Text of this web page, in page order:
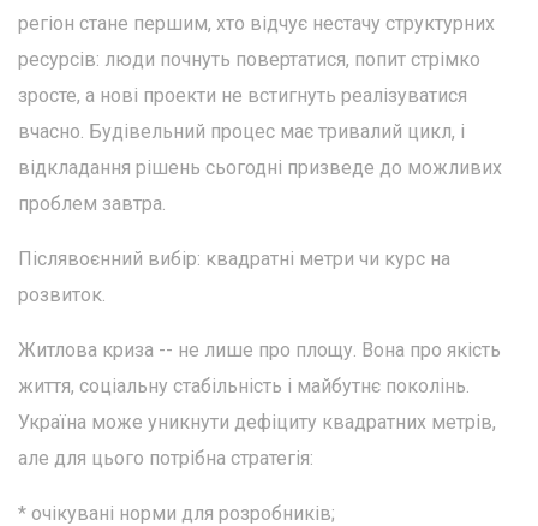
регіон стане першим, хто відчує нестачу структурних
ресурсів: люди почнуть повертатися, попит стрімко
зросте, а нові проекти не встигнуть реалізуватися
вчасно. Будівельний процес має тривалий цикл, і
відкладання рішень сьогодні призведе до можливих
проблем завтра.
Післявоєнний вибір: квадратні метри чи курс на
розвиток.
Житлова криза -- не лише про площу. Вона про якість
життя, соціальну стабільність і майбутнє поколінь.
Україна може уникнути дефіциту квадратних метрів,
але для цього потрібна стратегія:
* очікувані норми для розробників;